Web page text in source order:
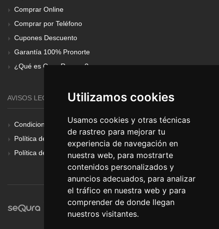
Utilizamos cookies
Usamos cookies y otras técnicas
de rastreo para mejorar tu
experiencia de navegación en
nuestra web, para mostrarte
contenidos personalizados y
anuncios adecuados, para analizar
el tráfico en nuestra web y para
comprender de donde llegan
nuestros visitantes.
Comprar Online
Comprar por Teléfono
Cupones Descuento
Garantía 100% Pronorte
¿Qué es Gear Renove?
AVISOS LEGALES
Condiciones Generales
Política de Cookies
Política de Privacidad